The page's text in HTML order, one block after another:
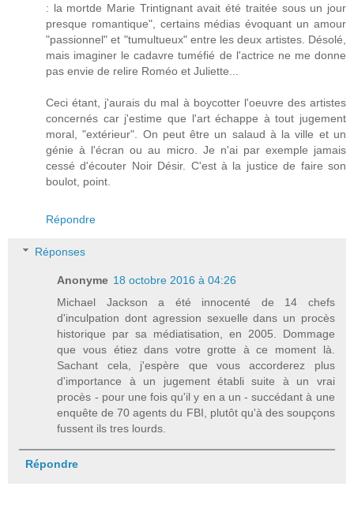
: la mortde Marie Trintignant avait été traitée sous un jour
presque romantique", certains médias évoquant un amour
"passionnel" et "tumultueux" entre les deux artistes. Désolé,
mais imaginer le cadavre tuméfié de l'actrice ne me donne
pas envie de relire Roméo et Juliette...
Ceci étant, j'aurais du mal à boycotter l'oeuvre des artistes
concernés car j'estime que l'art échappe à tout jugement
moral, "extérieur". On peut être un salaud à la ville et un
génie à l'écran ou au micro. Je n'ai par exemple jamais
cessé d'écouter Noir Désir. C'est à la justice de faire son
boulot, point.
Répondre
Réponses
Anonyme 18 octobre 2016 à 04:26
Michael Jackson a été innocenté de 14 chefs
d'inculpation dont agression sexuelle dans un procès
historique par sa médiatisation, en 2005. Dommage
que vous étiez dans votre grotte à ce moment là.
Sachant cela, j'espère que vous accorderez plus
d'importance à un jugement établi suite à un vrai
procès - pour une fois qu'il y en a un - succédant à une
enquête de 70 agents du FBI, plutôt qu'à des soupçons
fussent ils tres lourds.
Répondre